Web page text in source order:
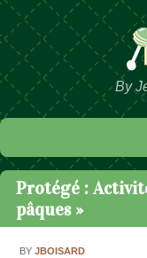
By
Passer au contenu
Protégé :
pâques »
BYJBOISARD